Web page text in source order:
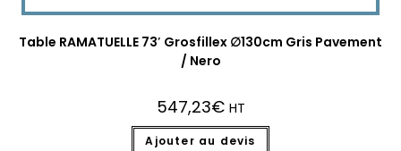
Table RAMATUELLE 73′ Grosfillex ∅130cm Gris Pavement
/ Nero
547,23€ HT
Ajouter au devis